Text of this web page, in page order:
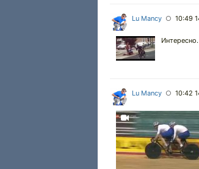
Lu Mancy ○ 10:49
Интересно.
Lu Mancy ○ 10:42